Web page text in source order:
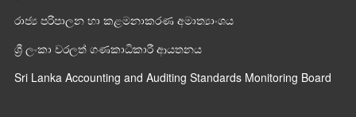
රාජ්‍ය පරිපාලන හා කළමනාකරණ අමාත්‍යාංශය
ශ්‍රී ලංකා වරලත් ගණකාධිකාරී ආයතනය
Sri Lanka Accounting and Auditing Standards Monitoring Board